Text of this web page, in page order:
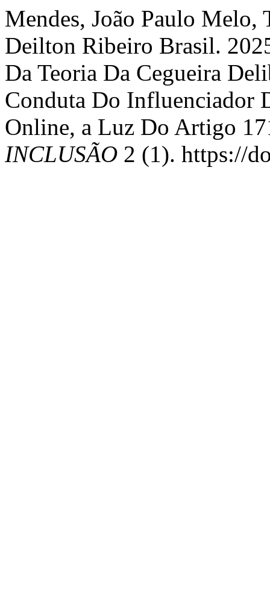
Mendes, João Paulo Melo,
Deilton Ribeiro Brasil.
Da Teoria Da Cegueira
Conduta Do Influenciador
Online, a Luz Do Artigo
INCLUSÃO 2 (1). https://